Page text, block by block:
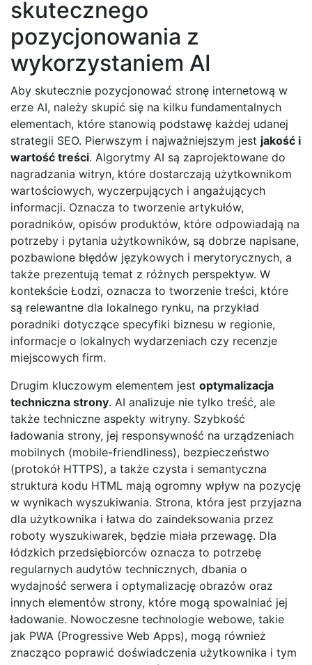
skutecznego
pozycjonowania z
wykorzystaniem AI
Aby skutecznie pozycjonować stronę internetową w
erze AI, należy skupić się na kilku fundamentalnych
elementach, które stanowią podstawę każdej udanej
strategii SEO. Pierwszym i najważniejszym jest jakość i
wartość treści. Algorytmy AI są zaprojektowane do
nagradzania witryn, które dostarczają użytkownikom
wartościowych, wyczerpujących i angażujących
informacji. Oznacza to tworzenie artykułów,
poradników, opisów produktów, które odpowiadają na
potrzeby i pytania użytkowników, są dobrze napisane,
pozbawione błędów językowych i merytorycznych, a
także prezentują temat z różnych perspektyw. W
kontekście Łodzi, oznacza to tworzenie treści, które
są relewantne dla lokalnego rynku, na przykład
poradniki dotyczące specyfiki biznesu w regionie,
informacje o lokalnych wydarzeniach czy recenzje
miejscowych firm.
Drugim kluczowym elementem jest optymalizacja
techniczna strony. AI analizuje nie tylko treść, ale
także techniczne aspekty witryny. Szybkość
ładowania strony, jej responsywność na urządzeniach
mobilnych (mobile-friendliness), bezpieczeństwo
(protokół HTTPS), a także czysta i semantyczna
struktura kodu HTML mają ogromny wpływ na pozycję
w wynikach wyszukiwania. Strona, która jest przyjazna
dla użytkownika i łatwa do zaindeksowania przez
roboty wyszukiwarek, będzie miała przewagę. Dla
łódzkich przedsiębiorców oznacza to potrzebę
regularnych audytów technicznych, dbania o
wydajność serwera i optymalizację obrazów oraz
innych elementów strony, które mogą spowalniać jej
ładowanie. Nowoczesne technologie webowe, takie
jak PWA (Progressive Web Apps), mogą również
znacząco poprawić doświadczenia użytkownika i tym